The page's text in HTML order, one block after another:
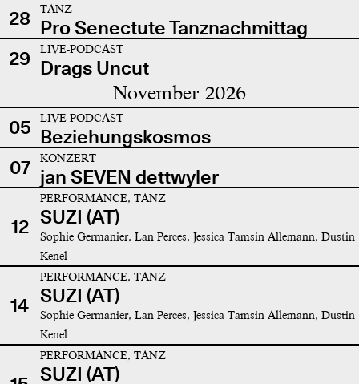
28
TANZ
Pro Senectute Tanznachmittag
29
LIVE-PODCAST
Drags Uncut
November 2026
05 LIVE-PODCAST
Beziehungskosmos
07
KONZERT
jan SEVEN dettwyler
12
PERFORMANCE, TANZ
SUZI (AT)
Sophie Germanier, Lan Perces, Jessica Tamsin Allemann, Dustin
Kenel
14
PERFORMANCE, TANZ
SUZI (AT)
Sophie Germanier, Lan Perces, Jessica Tamsin Allemann, Dustin
Kenel
PERFORMANCE, TANZ
SUZI (AT)